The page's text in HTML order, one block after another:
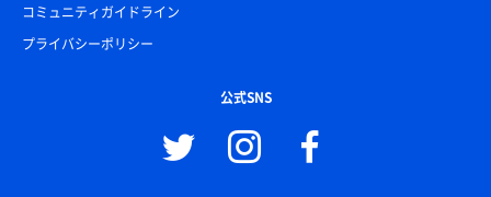
コミュニティガイドライン
プライバシーポリシー
公式SNS